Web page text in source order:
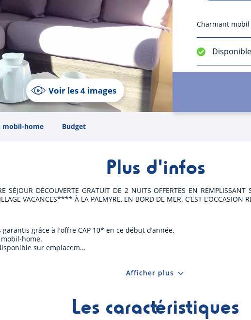
Voir les 4 images
Charmant
mobil-home Budget
Plus d'infos
SÉJOUR DÉCOUVERTE GRATUIT DE 2 NUITS OFFERTES EN
VACANCES**** À LA PALMYRE, EN BORD DE MER. C’EST L’OCCASION
garantis grâce à l'offre CAP 10* en ce début d’année.
home.
sur emplacem
Afficher plus
Les caractéristiques